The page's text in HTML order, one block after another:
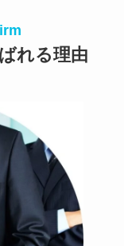
れる理由